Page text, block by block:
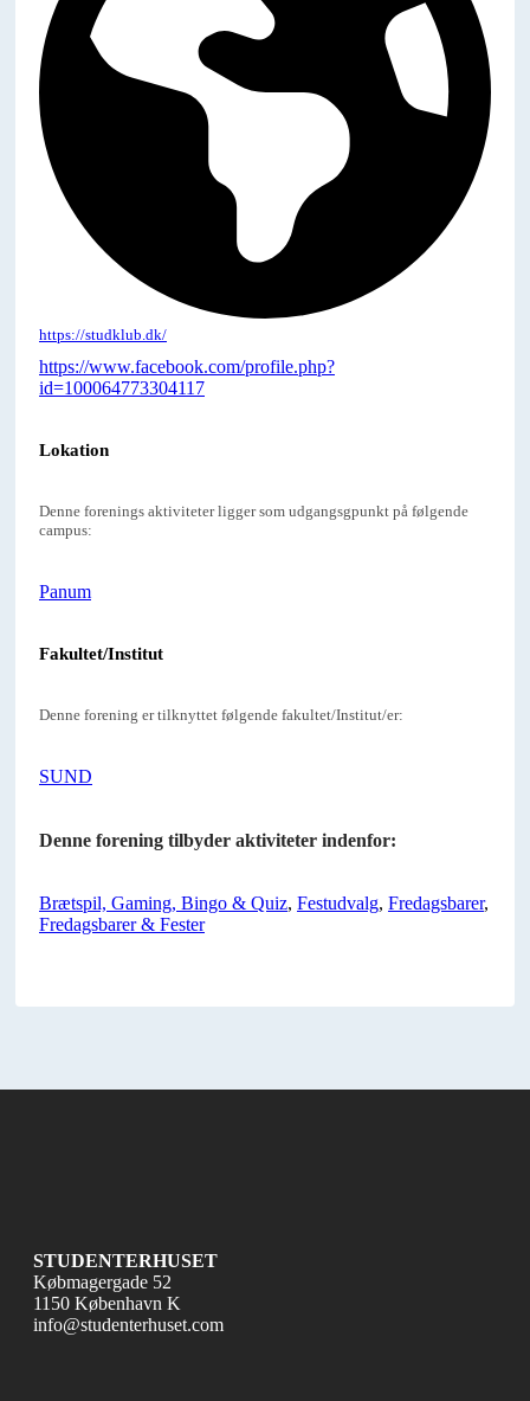
https://studklub.dk/
https://www.facebook.com/profile.php?
id=100064773304117
Lokation
Denne forenings aktiviteter ligger som udgangsgpunkt på følgende
campus:
Panum
Fakultet/Institut
Denne forening er tilknyttet følgende fakultet/Institut/er:
SUND
Denne forening tilbyder aktiviteter indenfor:
Brætspil, Gaming, Bingo & Quiz, Festudvalg, Fredagsbarer,
Fredagsbarer & Fester
STUDENTERHUSET
Købmagergade 52
1150 København K
info@studenterhuset.com